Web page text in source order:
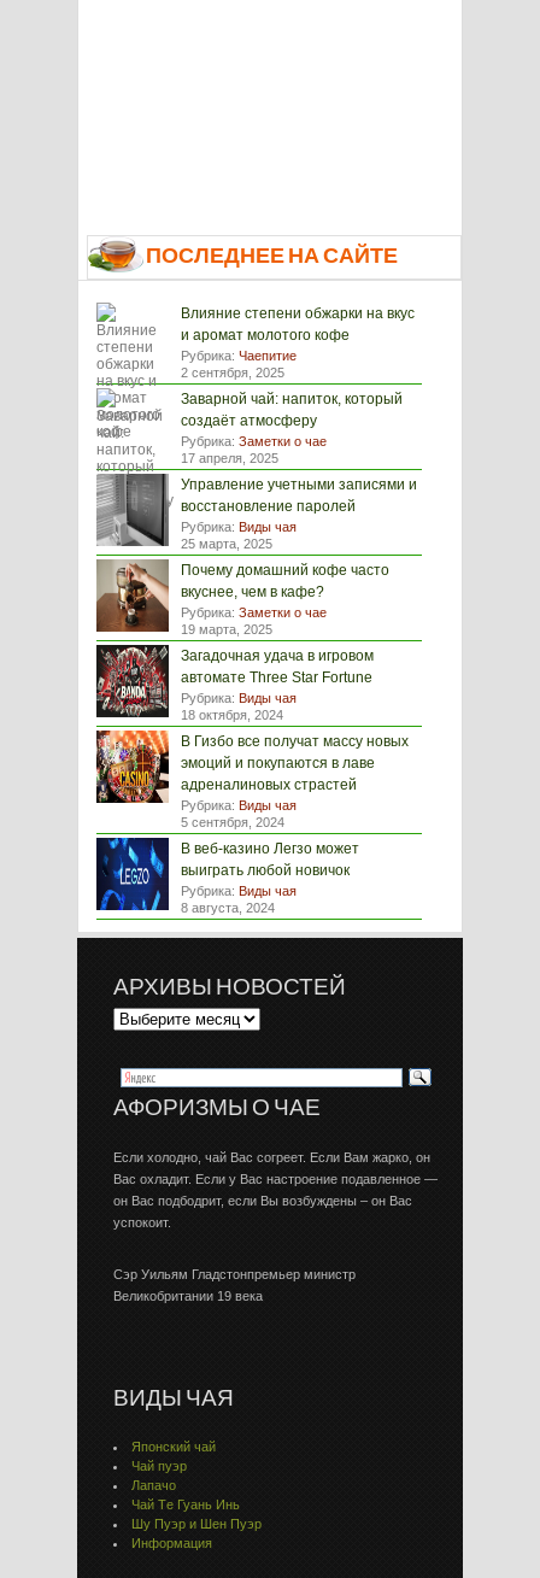
ПОСЛЕДНЕЕ НА САЙТЕ
Влияние степени обжарки на вкус
и аромат молотого кофе
Рубрика: Чаепитие
2 сентября, 2025
Заварной чай: напиток, который
создаёт атмосферу
Рубрика: Заметки о чае
17 апреля, 2025
Управление учетными записями и
восстановление паролей
Рубрика: Виды чая
25 марта, 2025
Почему домашний кофе часто
вкуснее, чем в кафе?
Рубрика: Заметки о чае
19 марта, 2025
Загадочная удача в игровом
автомате Three Star Fortune
Рубрика: Виды чая
18 октября, 2024
В Гизбо все получат массу новых
эмоций и покупаются в лаве
адреналиновых страстей
Рубрика: Виды чая
5 сентября, 2024
В веб-казино Легзо может
выиграть любой новичок
Рубрика: Виды чая
8 августа, 2024
АРХИВЫ НОВОСТЕЙ
АФОРИЗМЫ О ЧАЕ
Если холодно, чай Вас согреет. Если Вам жарко, он
Вас охладит. Если у Вас настроение подавленное —
он Вас подбодрит, если Вы возбуждены – он Вас
успокоит.
Сэр Уильям Гладстонпремьер министр
Великобритании 19 века
ВИДЫ ЧАЯ
Японский чай
Чай пуэр
Лапачо
Чай Тe Гуaнь Инь
Шу Пуэр и Шен Пуэр
Информация